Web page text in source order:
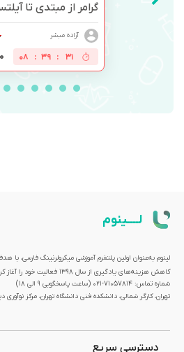
گرامر از مبتدی تا
آزاده مبشر
30
:
39
:
08
لــــینوم
لینوم به‌عنوان اولین پلتفرم آموزشی میکرولرنینگ فارسی،
کاهش هزینه‌های یادگیری از سال 1398 فعالیت خود را آغاز کرده‌است.
شماره تماس: 71057814-021 (ساعت پاسخگویی ۹ الی ۱۸)
تهران، کارگر شمالی، دانشکده فنی دانشگاه تهران، مرکز
دسترسی سریع